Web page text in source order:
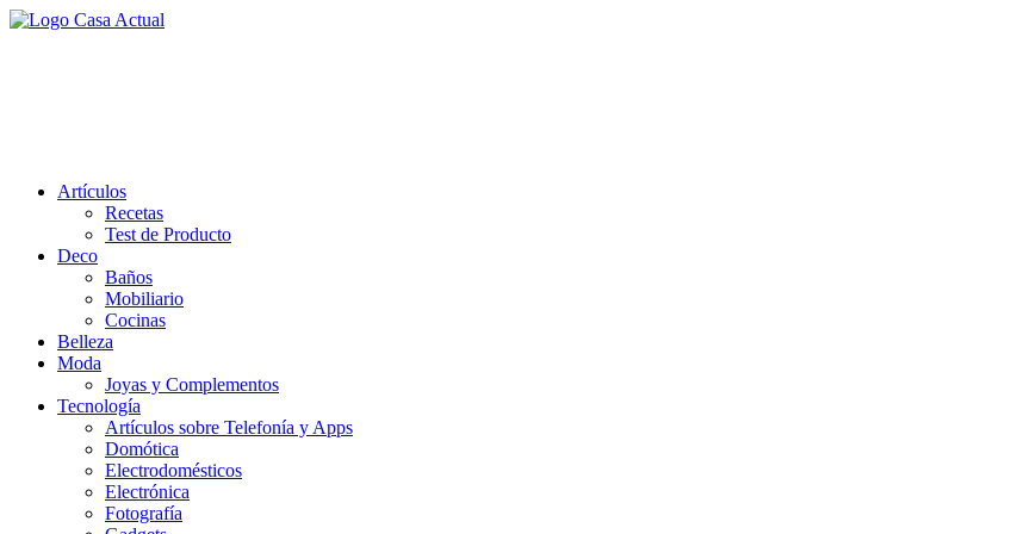
Saltar
Artículos
Recetas
Test de Producto
Deco
Baños
Mobiliario
Cocinas
Belleza
Moda
Joyas y Complementos
Tecnología
Artículos sobre Telefonía y Apps
Domótica
Electrodomésticos
Electrónica
Fotografía